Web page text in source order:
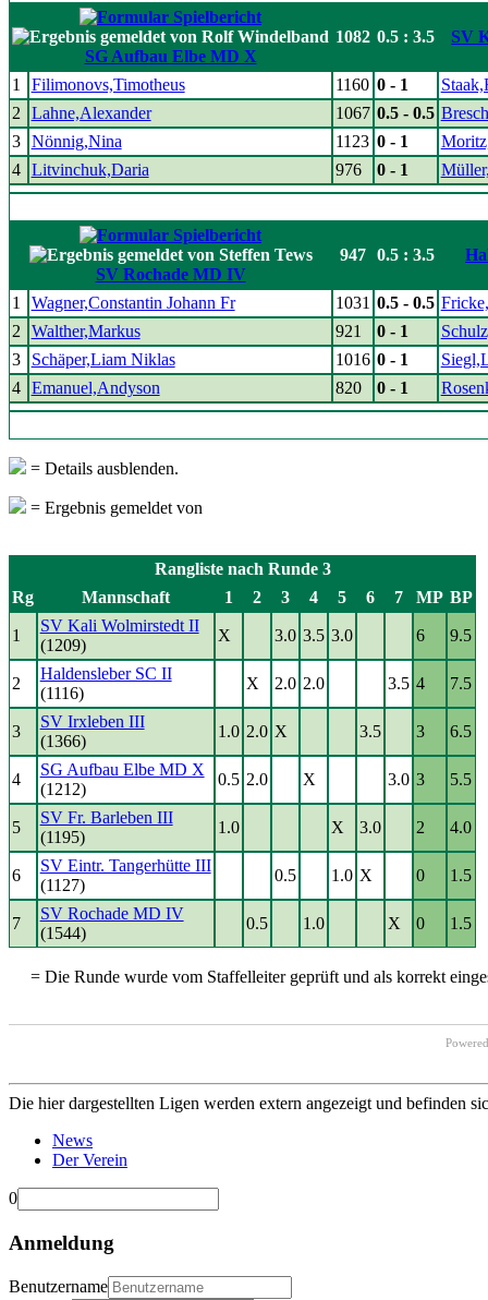
SG Aufbau Elbe MD X
1082 0.5 : 3.5 SV
1 Filimonovs,Timotheus 1160 0 - 1
2
Lahne,Alexander 1067 0.5 - 0.5
3
Nönnig,Nina 1123 0 - 1
4
Litvinchuk,Daria 976 0 - 1
SV Rochade MD IV
947 0.5 : 3.5
1 Wagner,Constantin Johann Fr 1031 0.5 - 0.5
2
Walther,Markus 921 0 - 1
3
Schäper,Liam Niklas 1016 0 - 1
4
Emanuel,Andyson 820 0 - 1
= Details ausblenden.
= Ergebnis gemeldet von
Rangliste nach Runde 3
Rg
Mannschaft 1 2 3 4 5 6 7 MP BP
1
SV Kali Wolmirstedt II
(1209)
X 3.0 3.5 3.0 6 9.5
2
Haldensleber SC II
(1116)
X 2.0 2.0 3.5 4 7.5
3
SV Irxleben III
(1366)
1.0 2.0 X 3.5 3 6.5
4
SG Aufbau Elbe MD X
(1212)
0.5 2.0 X 3.0 3 5.5
5
SV Fr. Barleben III
(1195)
1.0 X 3.0 2 4.0
6
SV Eintr. Tangerhütte III
(1127)
0.5 1.0 X 0 1.5
7
SV Rochade MD IV
(1544)
0.5 1.0 X 0 1.5
= Die Runde wurde vom Staffelleiter geprüft und als korrekt
Die hier dargestellten Ligen werden extern angezeigt und befinden
News
Der Verein
0
Anmeldung
Benutzername